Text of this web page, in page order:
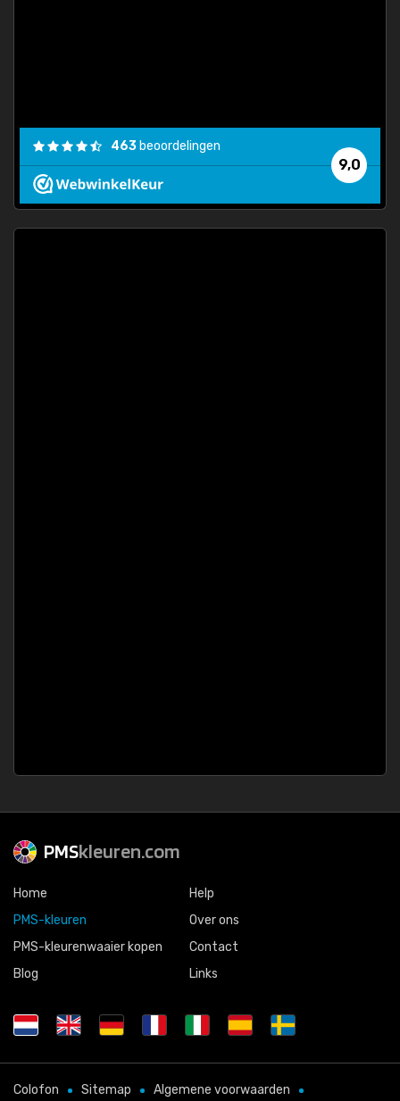
9,0
463 beoordelingen
PMSkleuren.com
Home
PMS-kleuren
PMS-kleurenwaaier kopen
Blog
Help
Over ons
Contact
Links
Colofon Sitemap Algemene voorwaarden